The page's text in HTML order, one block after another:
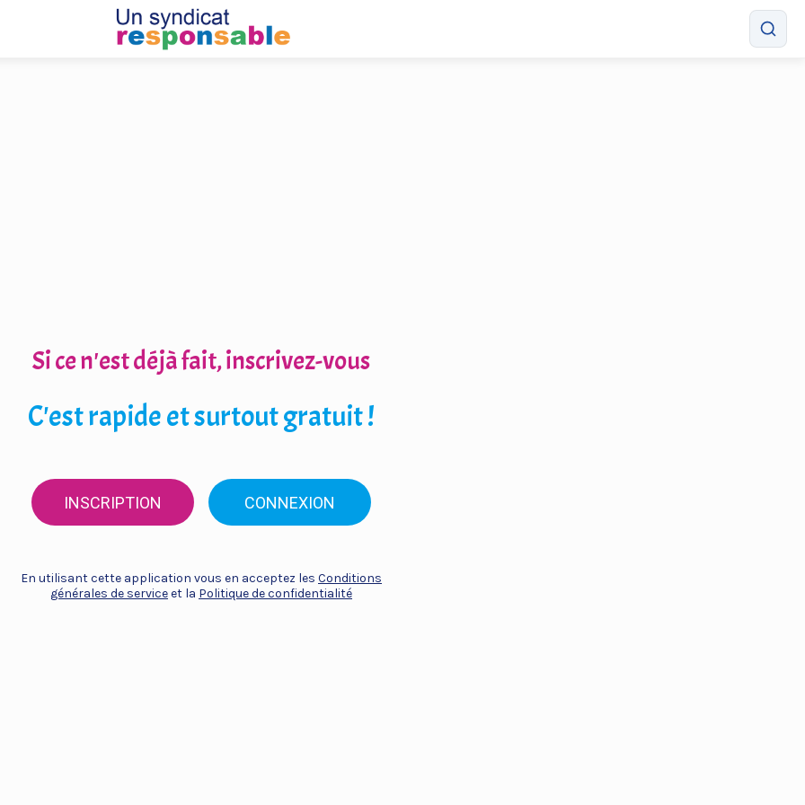
Si ce n'est déjà fait, inscrivez-vous
C'est rapide et surtout gratuit !
INSCRIPTION CONNEXION
En utilisant cette application vous en acceptez les Conditions
générales de serviceet la Politique de confidentialité